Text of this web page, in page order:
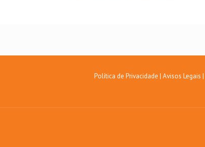
Política de Privacidade | Avisos Legais |